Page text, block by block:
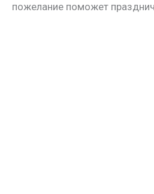
пожелание поможет